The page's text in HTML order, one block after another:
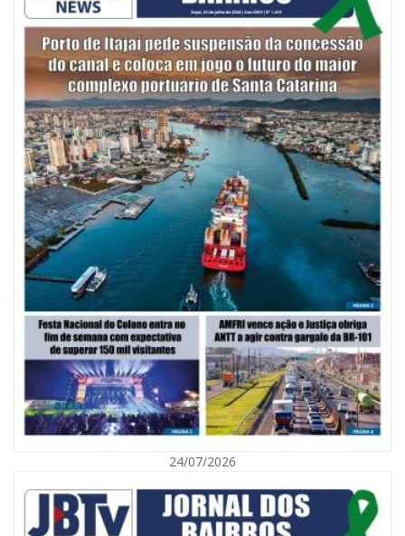
08/08/2026 | 07:00
Saúde de BC abre inscrições para Oficina Regional de Qualidade em
Vigilância Sanitária
PENHA
24/07/2026